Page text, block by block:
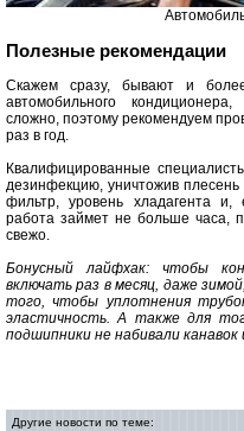
Полезные рекомендации
Скажем сразу, бывают и
автомобильного
сложно, поэтому рекомендуем
раз в год.
Квалифицированные
дезинфекцию, уничтожив
фильтр, уровень хладагента
работа займет не больше часа,
свежо.
Бонусный лайфхак: чтобы
включать раз в месяц, даже
того, чтобы уплотнения
эластичность. А также для
подшипники не набивали
Другие новости по теме: